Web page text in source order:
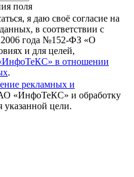
поля
я даю своё согласие на
в соответствии с
года №152-ФЗ «О
и для целей,
в отношении
.
рекламных и
«ИнфоТеКС» и обработку
цели.